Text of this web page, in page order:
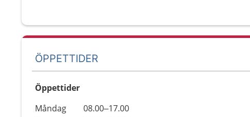
ÖPPETTIDER
Öppettider
Dag
Öppettider
Kommentarer
Måndag
08.00–17.00